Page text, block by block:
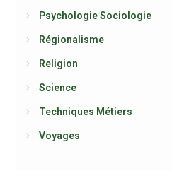
Psychologie Sociologie
Régionalisme
Religion
Science
Techniques Métiers
Voyages